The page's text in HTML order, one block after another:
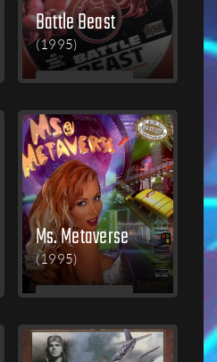
Battle Beast
(1995)
MEHR
Ms. Metaverse
(1995)
MEHR